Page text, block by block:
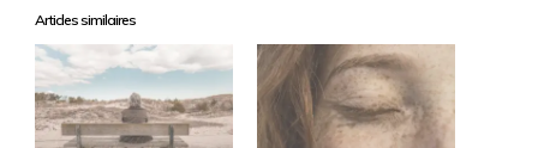
Articles similaires